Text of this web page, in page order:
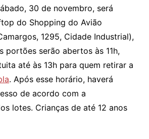
30 de novembro, será
do Shopping do Avião
1295, Cidade Industrial),
portões serão abertos às 11h,
até às 13h para quem retirar a
. Após esse horário, haverá
de acordo com a
lotes. Crianças de até 12 anos